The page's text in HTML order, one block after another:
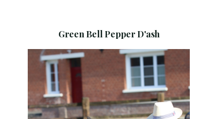
Green Bell Pepper D'ash